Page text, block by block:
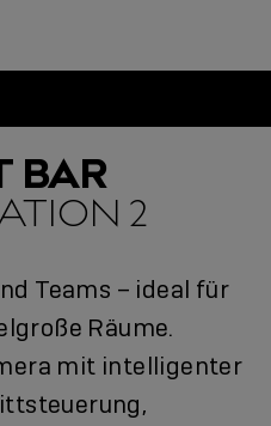
BAR
2
Teams – ideal für
Räume.
mit intelligenter